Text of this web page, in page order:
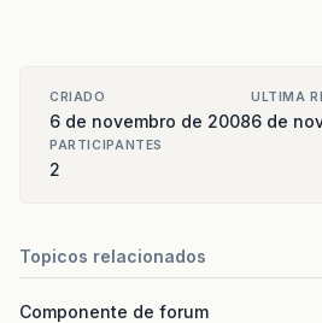
CRIADO
6 de novembro de 2008
ULTIMA
6 de
PARTICIPANTES
2
Topicos relacionados
Componente de forum